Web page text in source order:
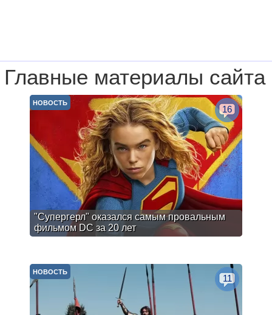
Главные материалы сайта
"Супергерл" оказался самым провальным
фильмом DC за 20 лет
НОВОСТЬ
16
НОВОСТЬ
11